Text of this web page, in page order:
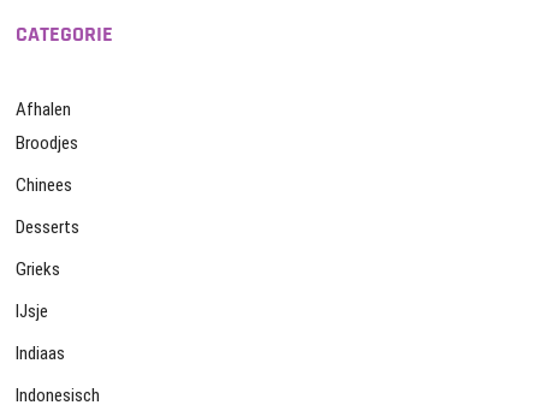
CATEGORIE
Afhalen
Broodjes
Chinees
Desserts
Grieks
IJsje
Indiaas
Indonesisch